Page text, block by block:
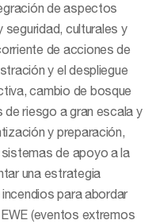
de aspectos
culturales y
de acciones de
y el despliegue
cambio de bosque
riesgo a gran escala y
y preparación,
de apoyo a la
una estrategia
para abordar
(eventos extremos